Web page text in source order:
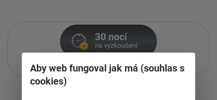
Pouze při nákupu přes i-matrace.cz
Více informacío službě.
Aby web fungoval jak má (souhlas s
cookies)